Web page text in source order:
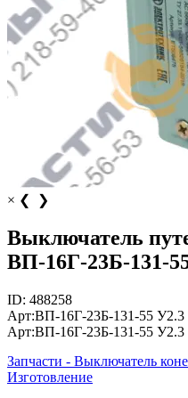
× ❮ ❯
Выключатель
ВП-16Г-23Б-131-
ID: 488258
Арт:ВП-16Г-23Б-131-55 У2.3
Арт:ВП-16Г-23Б-131-55 У2.3
Запчасти - Выключатель
Изготовление